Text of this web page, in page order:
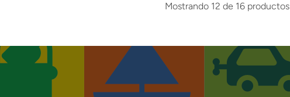
Mostrando 12 de 16productos